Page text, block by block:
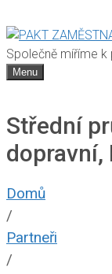
Společně míříme
Menu
Střední
dopravní,
Domů
/
Partneři
/